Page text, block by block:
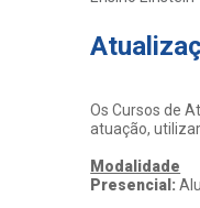
Os Cursos de
atuação,
Modalidade
Presencial: